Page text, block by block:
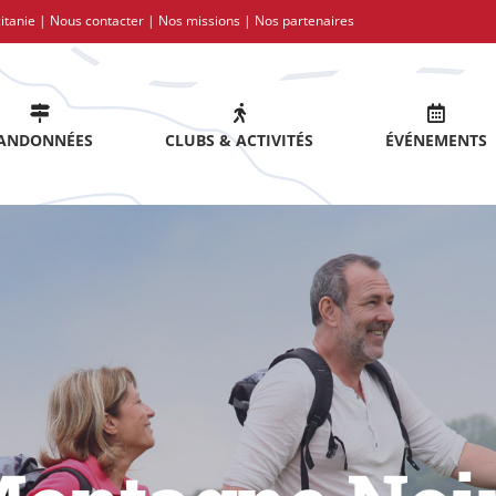
| Nous contacter | Nos missions | Nos partenaires
CLUBS & ACTIVITÉS ÉVÉNEMENTS